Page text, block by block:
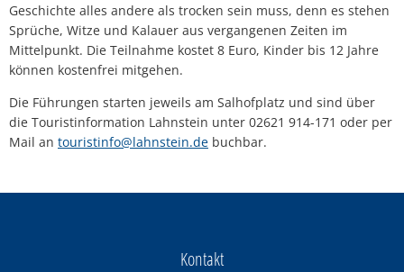
Geschichte alles andere als trocken sein muss, denn es stehen
Sprüche, Witze und Kalauer aus vergangenen Zeiten im
Mittelpunkt. Die Teilnahme kostet 8 Euro, Kinder bis 12 Jahre
können kostenfrei mitgehen.
Die Führungen starten jeweils am Salhofplatz und sind über
die Touristinformation Lahnstein unter 02621 914-171 oder per
Mail an touristinfo@lahnstein.de buchbar.
Kontakt